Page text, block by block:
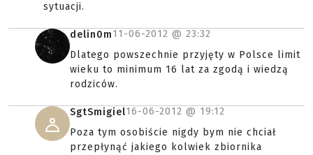
sytuacji.
delin0m11-06-2012 @ 23:32
Dlatego powszechnie przyjęty w Polsce limit
wieku to minimum 16 lat za zgodą i wiedzą
rodziców.
SgtSmigiel16-06-2012 @ 19:12
Poza tym osobiście nigdy bym nie chciał
przepłynąć jakiego kolwiek zbiornika